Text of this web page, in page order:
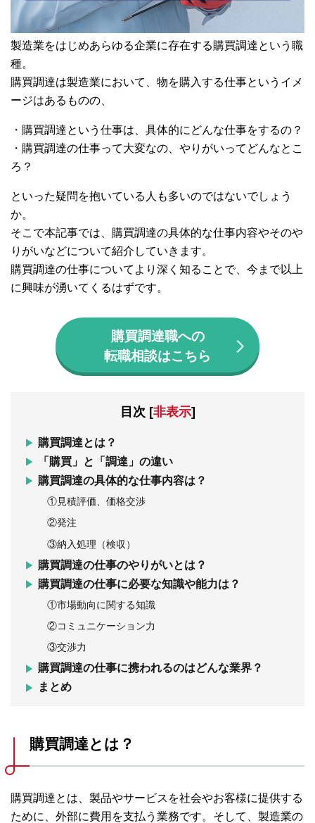
製造業をはじめあらゆる企業に存在する購買調達という職
種。
購買調達は製造業において、物を購入する仕事というイメ
ージはあるものの、
・購買調達という仕事は、具体的にどんな仕事をするの？
・購買調達の仕事って大変なの、やりがいってどんなとこ
ろ？
といった疑問を抱いている人も多いのではないでしょう
か。
そこで本記事では、購買調達の具体的な仕事内容やそのや
りがいなどについて紹介していきます。
購買調達の仕事についてより深く知ることで、今まで以上
に興味が湧いてくるはずです。
購買調達職への
転職相談はこちら
目次 [非表示]
購買調達とは？
「購買」と「調達」の違い
購買調達の具体的な仕事内容は？
①見積評価、価格交渉
②発注
③納入処理（検収）
購買調達の仕事のやりがいとは？
購買調達の仕事に必要な知識や能力は？
①市場動向に関する知識
②コミュニケーション力
③交渉力
購買調達の仕事に携われるのはどんな業界？
まとめ
購買調達とは？
購買調達とは、製品やサービスを社会やお客様に提供する
ために、外部に費用を支払う業務です。そして、製造業の